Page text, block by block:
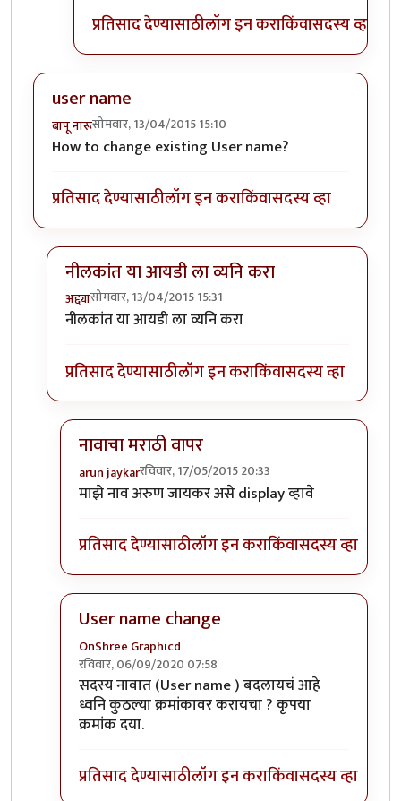
प्रतिसाद देण्यासाठीलॉग इन कराकिंवासदस्य व्हा
user name
बापू नारूसोमवार, 13/04/2015 15:10
How to change existing User name?
प्रतिसाद देण्यासाठीलॉग इन कराकिंवासदस्य व्हा
नीलकांत या आयडी ला व्यनि करा
अद्द्यासोमवार, 13/04/2015 15:31
In reply touser namebyबापू नारू
नीलकांत या आयडी ला व्यनि करा
प्रतिसाद देण्यासाठीलॉग इन कराकिंवासदस्य व्हा
नावाचा मराठी वापर
arun jaykarरविवार, 17/05/2015 20:33
In reply toनीलकांत या आयडी ला व्यनि करा
माझे नाव अरुण जायकर असे display व्हावे
प्रतिसाद देण्यासाठीलॉग इन कराकिंवासदस्य व्हा
User name change
OnShree Graphicd
रविवार, 06/09/2020 07:58
In reply toनीलकांत या आयडी ला व्यनि करा
सदस्य नावात (User name ) बदलायचं आहे
ध्वनि कुठल्या क्रमांकावर करायचा ? कृपया
क्रमांक दया.
प्रतिसाद देण्यासाठीलॉग इन कराकिंवासदस्य व्हा